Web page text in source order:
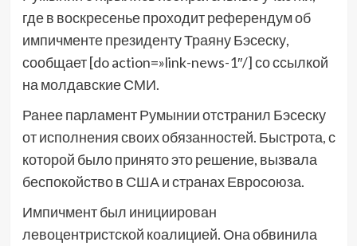
где в воскресенье проходит референдум об
импичменте президенту Траяну Бэсеску,
сообщает [do action=»link-news-1″/] со ссылкой
на молдавские СМИ.
Ранее парламент Румынии отстранил Бэсеску
от исполнения своих обязанностей. Быстрота, с
которой было принято это решение, вызвала
беспокойство в США и странах Евросоюза.
Импичмент был инициирован
левоцентристской коалицией. Она обвинила